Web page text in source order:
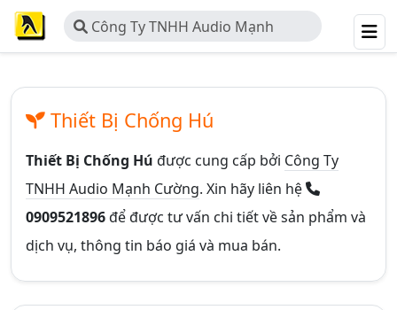
Công Ty TNHH Audio Mạnh
Cường
Thiết Bị Chống Hú
Thiết Bị Chống Hú được cung cấp bởi Công Ty
TNHH Audio Mạnh Cường. Xin hãy liên hệ
0909521896để được tư vấn chi tiết về sản phẩm và
dịch vụ, thông tin báo giá và mua bán.